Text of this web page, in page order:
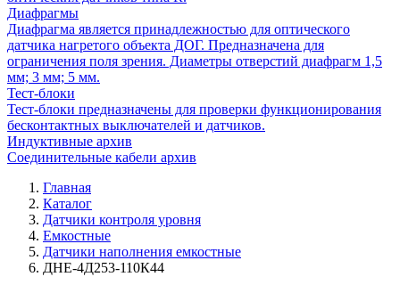
Диафрагмы
Диафрагма является принадлежностью для оптического
датчика нагретого объекта ДОГ. Предназначена для
ограничения поля зрения. Диаметры отверстий диафрагм 1,5
мм; 3 мм; 5 мм.
Тест-блоки
Тест-блоки предназначены для проверки функционирования
бесконтактных выключателей и датчиков.
Индуктивные архив
Соединительные кабели архив
Главная
Каталог
Датчики контроля уровня
Емкостные
Датчики наполнения емкостные
ДНЕ-4Д253-110К44